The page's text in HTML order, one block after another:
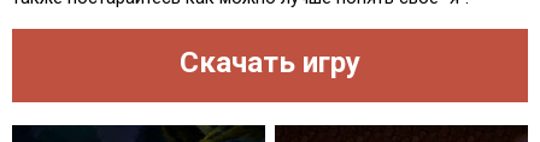
Скачать игру